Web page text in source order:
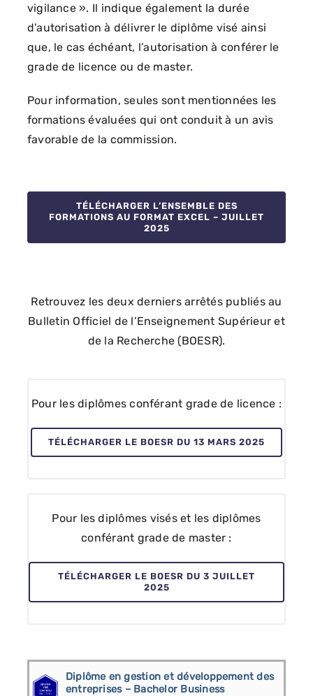
vigilance ». Il indique également la durée
d’autorisation à délivrer le diplôme visé ainsi
que, le cas échéant, l’autorisation à conférer le
grade de licence ou de master.
Pour information, seules sont mentionnées les
formations évaluées qui ont conduit à un avis
favorable de la commission.
TÉLÉCHARGER L’ENSEMBLE DES
FORMATIONS AU FORMAT EXCEL – JUILLET
2025
Retrouvez les deux derniers arrêtés publiés au
Bulletin Officiel de l’Enseignement Supérieur et
de la Recherche (BOESR).
Pour les diplômes conférant grade de licence :
TÉLÉCHARGER LE BOESR DU 13 MARS 2025
Pour les diplômes visés et les diplômes
conférant grade de master :
TÉLÉCHARGER LE BOESR DU 3 JUILLET
2025
Diplôme en gestion et développement des
entreprises – Bachelor Business